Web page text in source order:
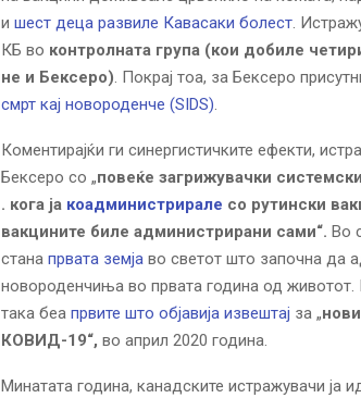
и шест деца развиле Кавасаки болест.
КБ во контролната група (кои добиле
не и Бексеро). Покрај тоа, за Бексеро
смрт кај новороденче (SIDS).
Коментирајќи ги синергистичките ефекти,
Бексеро со „повеќе загрижувачки
. кога ја коадминистрирале со рутински
вакцините биле администрирани сами“. Во
стана првата земја во светот што започна да
новороденчиња во првата година од животот.
така беа првите што објавија извештај за „
КОВИД-19“, во април 2020 година.
Минатата година, канадските истражувачи ја